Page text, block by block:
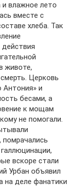
влажное лето
вместе с
хлеба. Так
животе,
Церковь
Антония» и
бесами, а
к мощам
не помогали.
помрачались
вскоре стали
Урбан объявил
на деле фанатики